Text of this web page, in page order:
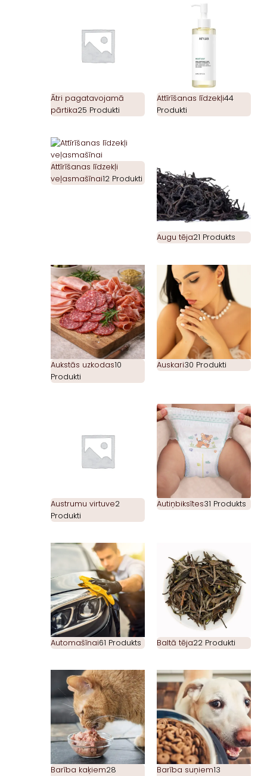
Ātri pagatavojamā
pārtika25 Produkti
Attīrīšanas līdzekļi44
Produkti
Attīrīšanas līdzekļi
veļasmašīnai12 Produkti
Augu tēja21 Produkts
Aukstās uzkodas10
Produkti
Auskari30 Produkti
Austrumu virtuve2
Produkti
Autiņbiksītes31 Produkts
Automašīnai61 Produkts Baltā tēja22 Produkti
Barība kaķiem28
Barība suņiem13